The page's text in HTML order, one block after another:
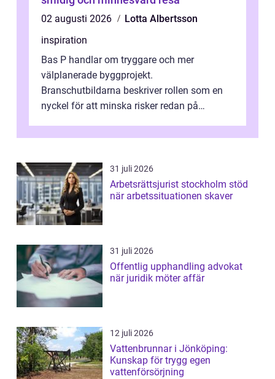
02 augusti 2026
Lotta Albertsson
inspiration
Bas P handlar om tryggare och mer
välplanerade byggprojekt.
Branschutbildarna beskriver rollen som en
nyckel för att minska risker redan på
31 juli 2026
Arbetsrättsjurist stockholm stöd
när arbetssituationen skaver
31 juli 2026
Offentlig upphandling advokat
när juridik möter affär
12 juli 2026
Vattenbrunnar i Jönköping:
Kunskap för trygg egen
vattenförsörjning